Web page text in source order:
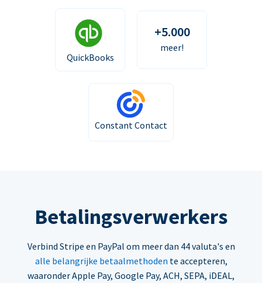
QuickBooks
+5.000
meer!
Constant Contact
Betalingsverwerkers
Verbind Stripe en PayPal om meer dan 44 valuta's en
alle belangrijke betaalmethoden te accepteren,
waaronder Apple Pay, Google Pay, ACH, SEPA, iDEAL,